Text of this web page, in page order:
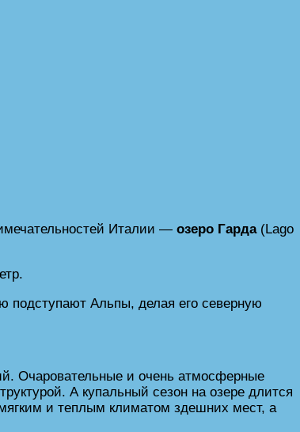
Италии — озеро Гарда(Lago
подступают Альпы, делая его северную
Очаровательные и очень атмосферные
А купальный сезон на озере длится
и теплым климатом здешних мест, а